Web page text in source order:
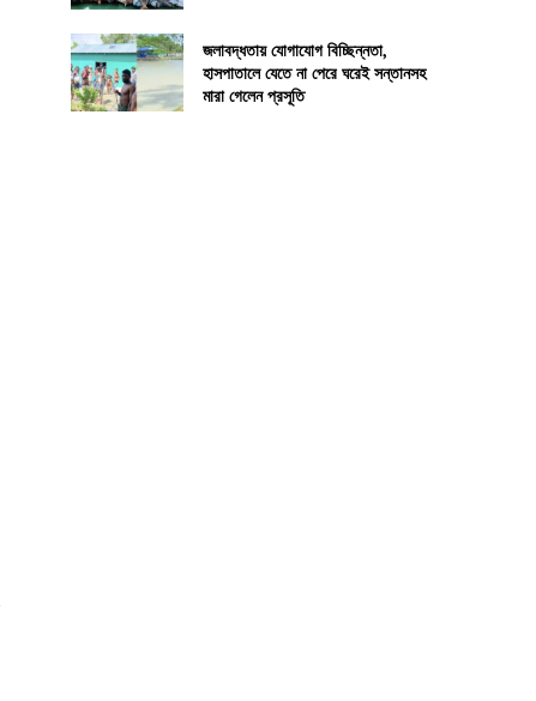
জলাবদ্ধতায় যোগাযোগ বিচ্ছিন্নতা,
হাসপাতালে যেতে না পেরে ঘরেই সন্তানসহ
মারা গেলেন প্রসূতি